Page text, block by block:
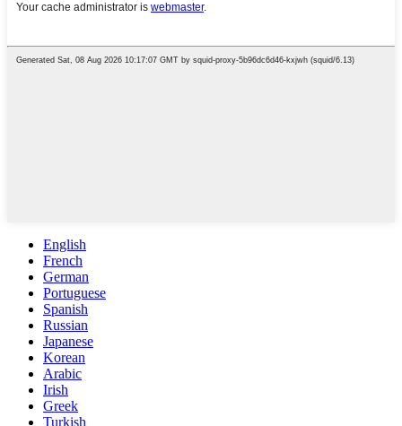
English
French
German
Portuguese
Spanish
Russian
Japanese
Korean
Arabic
Irish
Greek
Turkish